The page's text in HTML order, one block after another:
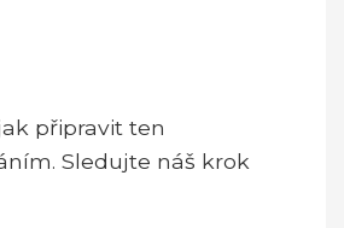
připravit ten
Sledujte náš krok